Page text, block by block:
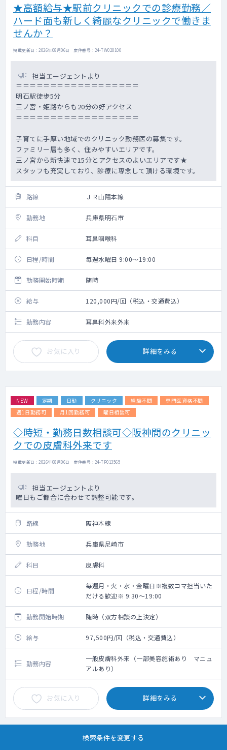
★高額給与★駅前クリニックでの診療勤務／
ハード面も新しく綺麗なクリニックで働きま
せんか？
掲載更新日 : 2026年08月06日 案件番号 : 24-TW020100
担当エージェントより
＝＝＝＝＝＝＝＝＝＝＝＝＝＝＝＝＝＝
明石駅徒歩5分
三ノ宮・姫路からも20分の好アクセス
＝＝＝＝＝＝＝＝＝＝＝＝＝＝＝＝＝＝
子育てに手厚い地域でのクリニック勤務医の募集です。
ファミリー層も多く、住みやすいエリアです。
三ノ宮から新快速で15分とアクセスのよいエリアです★
スタッフも充実しており、診療に専念して頂ける環境です。
路線 ＪＲ山陽本線
勤務地 兵庫県明石市
科目 耳鼻咽喉科
日程/時間 毎週水曜日 9:00～19:00
勤務開始時期 随時
給与 120,000円/回（税込・交通費込）
勤務内容 耳鼻科外来外来
お気に入り 詳細をみる
NEW 定期 日勤 クリニック 経験不問
専門医資格不問
週1日勤務可
月1回勤務可 曜日相談可
◇時短・勤務日数相談可◇阪神間のクリニッ
クでの皮膚科外来です
掲載更新日 : 2026年08月06日 案件番号 : 24-TP013565
担当エージェントより
曜日もご都合に合わせて調整可能です。
路線 阪神本線
勤務地 兵庫県尼崎市
科目 皮膚科
日程/時間
毎週月・火・水・金曜日※複数コマ担当いた
だける歓迎※ 9:30～19:00
勤務開始時期 随時（双方相談の上決定）
給与 97,500円/回（税込・交通費込）
勤務内容
一般皮膚科外来（一部美容施術あり マニュ
アルあり）
お気に入り 詳細をみる
2 3 4 5
検索条件を変更する